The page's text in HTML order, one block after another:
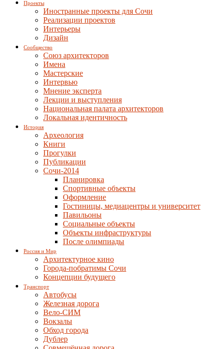
Проекты
Иностранные проекты для Сочи
Реализации проектов
Интерьеры
Дизайн
Сообщество
Союз архитекторов
Имена
Мастерские
Интервью
Мнение эксперта
Лекции и выступления
Национальная палата архитекторов
Локальная идентичность
История
Археология
Книги
Прогулки
Публикации
Сочи-2014
Планировка
Спортивные объекты
Оформление
Гостиницы, медиацентры и университет
Павильоны
Социальные объекты
Объекты инфраструктуры
После олимпиады
Россия и Мир
Архитектурное кино
Города-побратимы Сочи
Концепции будущего
Транспорт
Автобусы
Железная дорога
Вело-СИМ
Вокзалы
Обход города
Дублер